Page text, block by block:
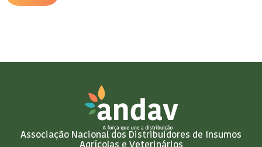
Associação Nacional dos Distribuidores de Insumos